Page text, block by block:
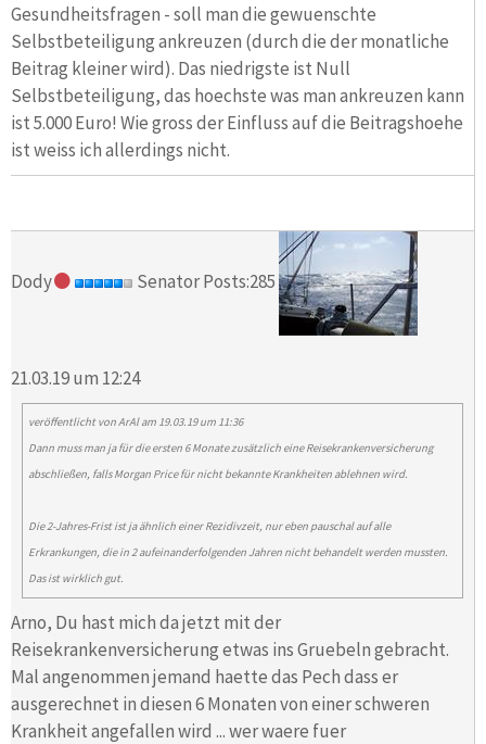
Gesundheitsfragen - soll man die gewuenschte
Selbstbeteiligung ankreuzen (durch die der monatliche
Beitrag kleiner wird). Das niedrigste ist Null
Selbstbeteiligung, das hoechste was man ankreuzen kann
ist 5.000 Euro! Wie gross der Einfluss auf die Beitragshoehe
ist weiss ich allerdings nicht.
Dody Senator Posts:285
21.03.19 um 12:24
veröffentlicht vonArAlam 19.03.19 um 11:36
Dann muss man ja für die ersten 6 Monate zusätzlich eine Reisekrankenversicherung
abschließen, falls Morgan Price für nicht bekannte Krankheiten ablehnen wird.
Die 2-Jahres-Frist ist ja ähnlich einer Rezidivzeit, nur eben pauschal auf alle
Erkrankungen, die in 2 aufeinanderfolgenden Jahren nicht behandelt werden mussten.
Das ist wirklich gut.
Arno, Du hast mich da jetzt mit der
Reisekrankenversicherung etwas ins Gruebeln gebracht.
Mal angenommen jemand haette das Pech dass er
ausgerechnet in diesen 6 Monaten von einer schweren
Krankheit angefallen wird ... wer waere fuer